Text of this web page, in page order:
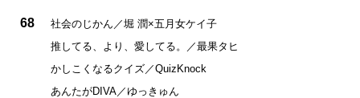
68
社会のじかん／堀 潤×五月女ケイ子
推してる、より、愛してる。／最果タヒ
かしこくなるクイズ／QuizKnock
あんたがDIVA／ゆっきゅん